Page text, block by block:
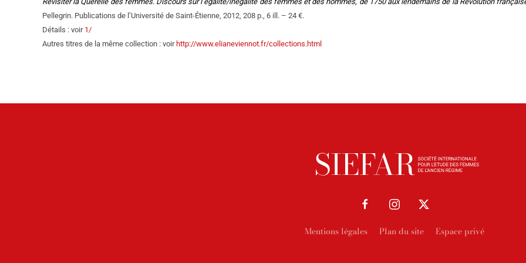
Pellegrin. Publications de l’Université de Saint-Étienne, 2012, 208 p., 6 ill. – 24 €.
Détails : voir 1/
Autres titres de la même collection : voir http://www.elianeviennot.fr/collections.html
Mentions légales Plan du site Espace privé